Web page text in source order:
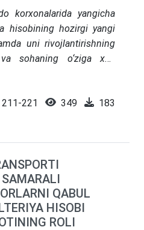
korxonalarida yangicha
hisobining hozirgi yangi
uni rivojlantirishning
sohaning o‘ziga xos
texnologiyalarni keng
mehnat unumdorligiga
savdo korxonalarining
211-221 349 183
QABUL
HISOBI
ROLI